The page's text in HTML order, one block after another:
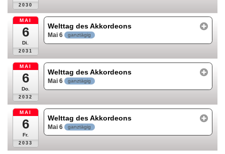
2030
MAI
6
Di.
2031
Welttag des Akkordeons
Mai 6 ganztägig
MAI
6
Do.
2032
Welttag des Akkordeons
Mai 6 ganztägig
MAI
6
Fr.
2033
Welttag des Akkordeons
Mai 6 ganztägig